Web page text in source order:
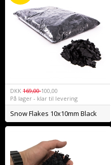
DKK 169,00100,00
På lager - klar til levering
Snow Flakes 10x10mm Black